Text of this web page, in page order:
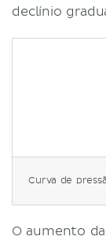
declínio
Curva de
O aumento